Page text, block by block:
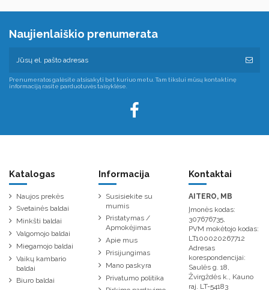
Naujienlaiškio prenumerata
Prenumeratos galėsite atsisakyti bet kuriuo metu. Tam tikslui mūsų kontaktinę
informaciją rasite parduotuvės taisyklėse.
Katalogas
Naujos prekės
Svetainės baldai
Minkšti baldai
Valgomojo baldai
Miegamojo baldai
Vaikų kambario
baldai
Biuro baldai
Informacija
Susisiekite su
mumis
Pristatymas /
Apmokėjimas
Apie mus
Prisijungimas
Mano paskyra
Privatumo politika
Kontaktai
AITERO, MB
Įmonės kodas:
307676735,
PVM mokėtojo kodas:
LT100020267712
Adresas
korespondencijai:
Saulės g. 18,
Žvirgždės k., Kauno
raj. LT-54183